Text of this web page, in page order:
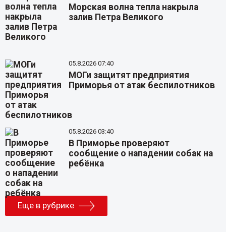
Морская волна тепла накрыла
залив Петра Великого
05.8.2026 07:40
МОГи защитят предприятия
Приморья от атак беспилотников
05.8.2026 03:40
В Приморье проверяют
сообщение о нападении собак на
ребёнка
Еще в рубрике